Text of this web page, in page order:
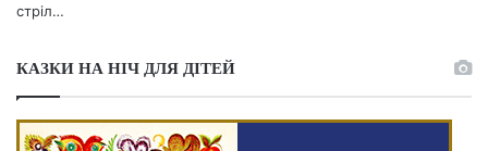
стріл…
КАЗКИ НА НІЧ ДЛЯ ДІТЕЙ